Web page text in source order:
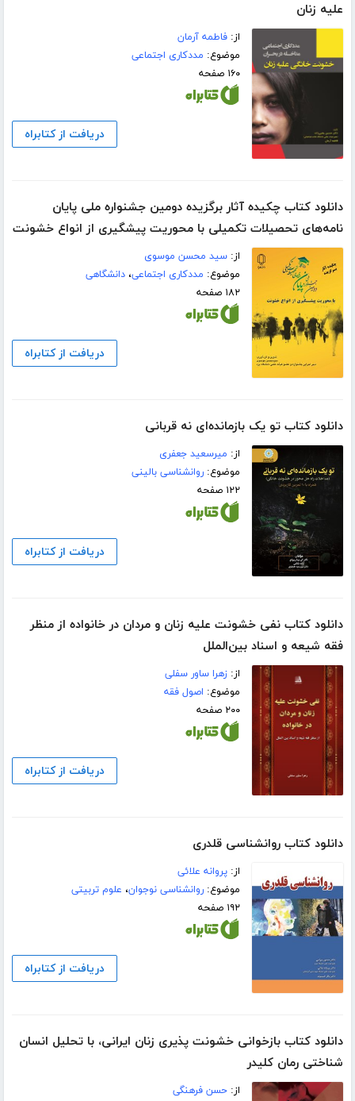
علیه زنان
از:فاطمه آرمان
موضوع: مددکاری اجتماعی
۱۶۰ صفحه
دریافت از کتابراه
دانلود کتاب چکیده آثار برگزیده دومین جشنواره ملی پایان
نامه‌های تحصیلات تکمیلی با محوریت پیشگیری از انواع خشونت
از:سید محسن موسوی
موضوع: مددکاری اجتماعی،دانشگاهی
۱۸۲ صفحه
دریافت از کتابراه
دانلود کتاب تو یک بازمانده‌ای نه قربانی
از: میرسعید جعفری
موضوع:روانشناسی بالینی
۱۲۲ صفحه
دریافت از کتابراه
دانلود کتاب نفی خشونت علیه زنان و مردان در خانواده از منظر
فقه شیعه و اسناد بین‌الملل
از:زهرا ساور سفلی
موضوع: اصول فقه
۲۰۰ صفحه
دریافت از کتابراه
دانلود کتاب روانشناسی قلدری
از:پروانه علائی
موضوع:روانشناسی نوجوان، علوم تربیتی
۱۹۲ صفحه
دریافت از کتابراه
دانلود کتاب بازخوانی خشونت پذیری زنان ایرانی، با تحلیل انسان
شناختی رمان کلیدر
از:حسن فرهنگی